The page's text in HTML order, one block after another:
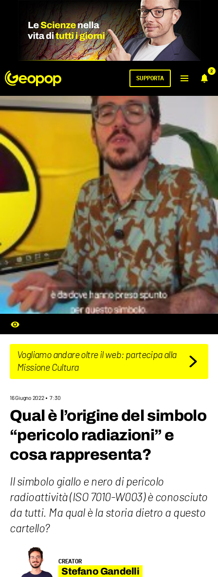
2
SUPPORTA
Vogliamo andare oltre il web: partecipa alla
Missione Cultura
16 Giugno 2022 7:30
Qual è l’origine del simbolo
“pericolo radiazioni” e
cosa rappresenta?
Il simbolo giallo e nero di pericolo
radioattività (ISO 7010-W003) è conosciuto
da tutti. Ma qual è la storia dietro a questo
cartello?
CREATOR
Stefano Gandelli